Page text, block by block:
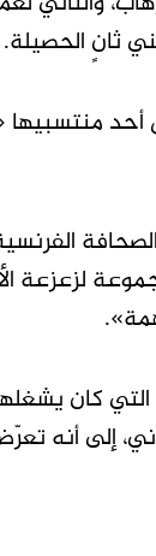
أحد
الأمنية التي
إلى أنه